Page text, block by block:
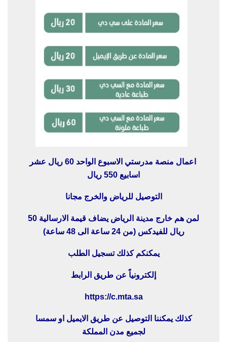
اعمال منصة مدرستي الاسبوع الواحد 60 ريال عشر
اسابيع 550 ريال
التوصيل للرياض والخرج مجانا
لمن هم خارج مدينة الرياض يضاف قيمة الارسالية 50
ريال للفيدكس (من 24 ساعة الى 48 ساعة)
يمكنكم كذلك تسجيل الطلب
إلكترونياً عن طريق الرابط
https://c.mta.sa
كذلك يمكننا التوصيل عن طريق الايميل او سمسا
لجميع مدن المملكة